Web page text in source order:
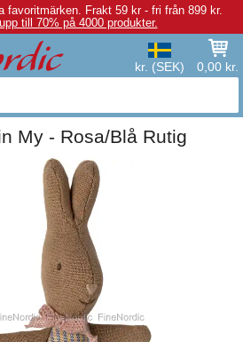
favoritmärken. Frakt 59 kr - fri från 899 kr.
till 70% på 4000 produkter.
kr. (SEK) 0,00 kr.
My - Rosa/Blå Rutig